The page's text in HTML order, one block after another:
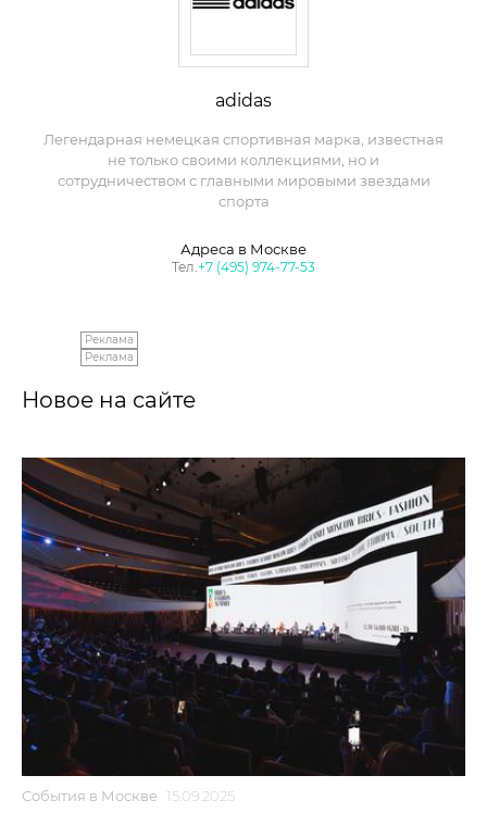
adidas
Легендарная немецкая спортивная марка, известная
не только своими коллекциями, но и
сотрудничеством с главными мировыми звездами
спорта
Адреса в Москве
Тел.+7 (495) 974-77-53
Реклама
Реклама
Новое на сайте
События в Москве 15.09.2025